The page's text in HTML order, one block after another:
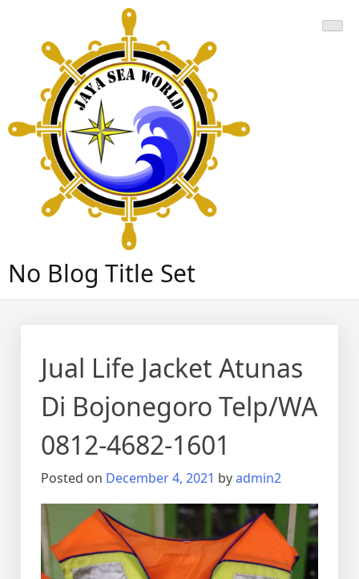
content
No Blog Title Set
Jual Life Jacket Atunas
Di Bojonegoro Telp/WA
0812-4682-1601
Posted on December 4, 2021 byadmin2